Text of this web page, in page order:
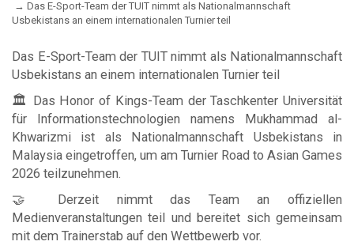
Das E-Sport-Team der TUIT nimmt als Nationalmannschaft
Usbekistans an einem internationalen Turnier teil
Das E-Sport-Team der TUIT nimmt als Nationalmannschaft
Usbekistans an einem internationalen Turnier teil
🏛 Das Honor of Kings-Team der Taschkenter Universität
für Informationstechnologien namens Mukhammad al-
Khwarizmi ist als Nationalmannschaft Usbekistans in
Malaysia eingetroffen, um am Turnier Road to Asian Games
2026 teilzunehmen.
🤝 Derzeit nimmt das Team an offiziellen
Medienveranstaltungen teil und bereitet sich gemeinsam
mit dem Trainerstab auf den Wettbewerb vor.